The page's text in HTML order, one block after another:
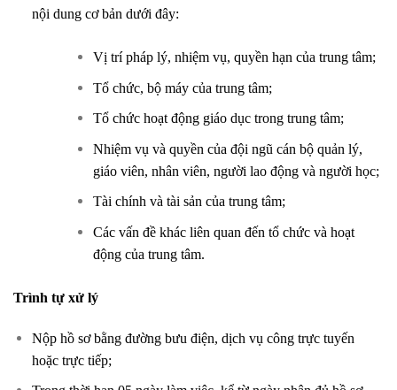
nội dung cơ bản dưới đây:
Vị trí pháp lý, nhiệm vụ, quyền hạn của trung tâm;
Tổ chức, bộ máy của trung tâm;
Tổ chức hoạt động giáo dục trong trung tâm;
Nhiệm vụ và quyền của đội ngũ cán bộ quản lý,
giáo viên, nhân viên, người lao động và người học;
Tài chính và tài sản của trung tâm;
Các vấn đề khác liên quan đến tổ chức và hoạt
động của trung tâm.
Trình tự xử lý
Nộp hồ sơ bằng đường bưu điện, dịch vụ công trực tuyến
hoặc trực tiếp;